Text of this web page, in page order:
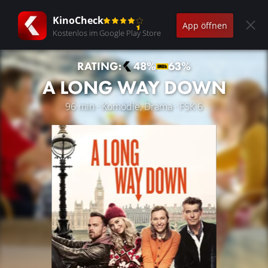
KinoCheck
Kostenlos im Google Play Store
App öffnen
RATING: 48% 63%
A LONG WAY DOWN
96 min · Komödie, Drama · FSK 6